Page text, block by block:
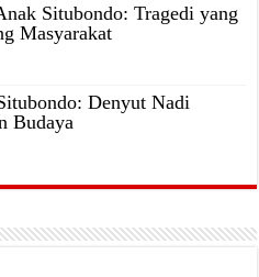
Situbondo: Tragedi yang
Masyarakat
Denyut Nadi
Budaya